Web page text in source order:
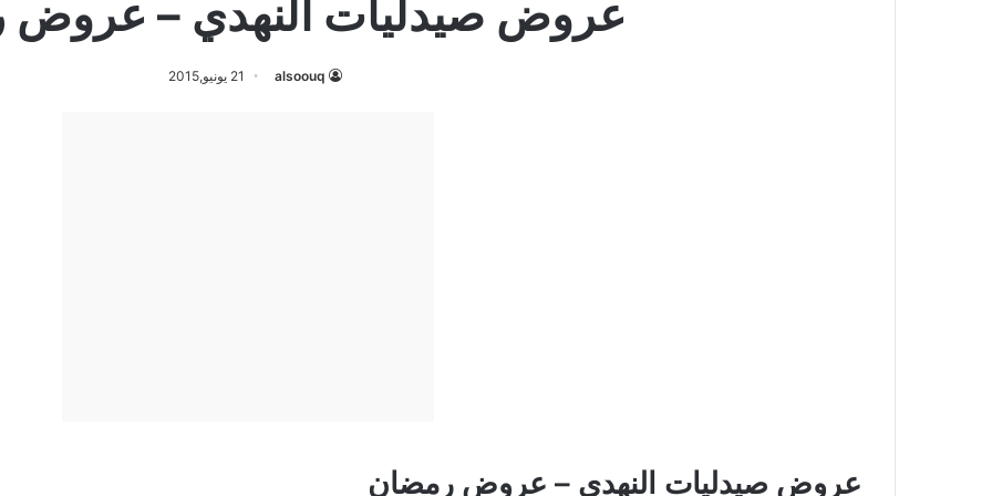
عروض صيدليات النهدي –
alsoouq 21 يونيو,2015
عروض صيدليات النهدي – عروض رمضان